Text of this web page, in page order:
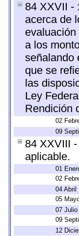
84 XXVII -
acerca de
a los
señalando
que se
las
Ley
Rendición
02
09
84 XXVIII
aplicable.
01
02
04 Abril
05
07 Julio
09
12